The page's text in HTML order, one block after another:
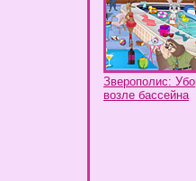
Зверополис:
возле бассейна